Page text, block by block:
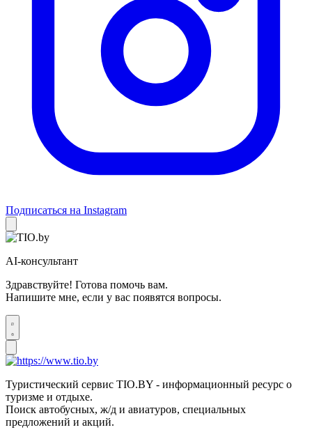
Подписаться на Instagram
AI-консультант
Здравствуйте! Готова помочь вам.
Напишите мне, если у вас появятся вопросы.
Туристический сервис TIO.BY - информационный ресурс о
туризме и отдыхе.
Поиск автобусных, ж/д и авиатуров, специальных
предложений и акций.